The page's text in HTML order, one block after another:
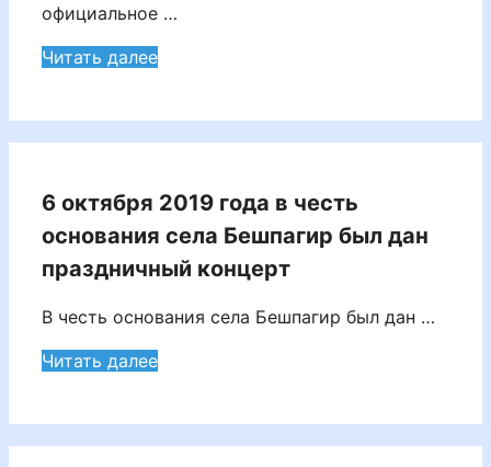
официальное …
Читать далее
6 октября 2019 года в честь
основания села Бешпагир был дан
праздничный концерт
В честь основания села Бешпагир был дан …
Читать далее